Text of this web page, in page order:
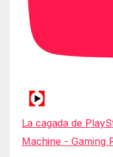
La cagada de
Machine - Gaming